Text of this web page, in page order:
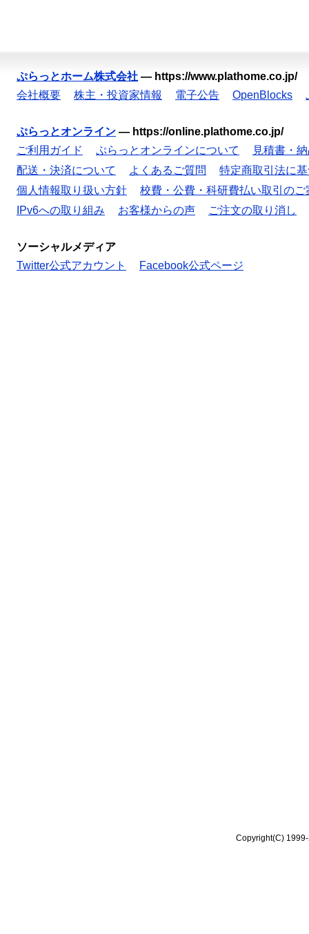
ぷらっとホーム株式会社 — https://www.plathome.co.jp/
会社概要
株主・投資家情報 電子公告 OpenBlocks
ぷらっとオンライン — https://online.plathome.co.jp/
ご利用ガイド
ぷらっとオンラインについて
見積書・
配送・決済について
よくあるご質問
特定商取引法に
個人情報取り扱い方針
校費・公費・科研費払い取引のご
IPv6への取り組み
お客様からの声 ご注文の取り消し
ソーシャルメディア
Twitter公式アカウント
Facebook公式ページ
Copyright(C)